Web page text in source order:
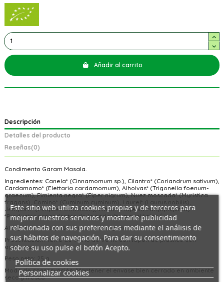
Añadir al carrito
Descripción
Detalles del producto
Reseñas(0)
Condimento Garam Masala.
Ingredientes: Canela* (Cinnamomum sp.), Cilantro* (Coriandrum sativum),
Cardamomo* (Elettaria cardamomum), Alholvas* (Trigonella foenum-
graecum), Pimienta negra* (Piper nigrum), Nuez moscada* (Myristica
fragans), Comino* (Cuminum cyminum), Laurel* (Laurus nobilis),
Jengibre* (Zingiber officinale), Clavo* (Eugenia caryophyllata).
*Productos procedentes de la agricultura ecológica/
Alérgenos: susceptible de contener gluten.
Presentación: Tarro de vidrio de 90 ml con tapón de plástico con
agujeros.
Peso neto: 25 g
Modo de conservación: Mantener el envase bien cerrado en ambiente
seco y fresco
Este sitio web utiliza cookies propias y de terceros para
mejorar nuestros servicios y mostrarle publicidad
relacionada con sus preferencias mediante el análisis de
sus hábitos de navegación. Para dar su consentimiento
sobre su uso pulse el botón Acepto.
Política de cookies
Personalizar cookies